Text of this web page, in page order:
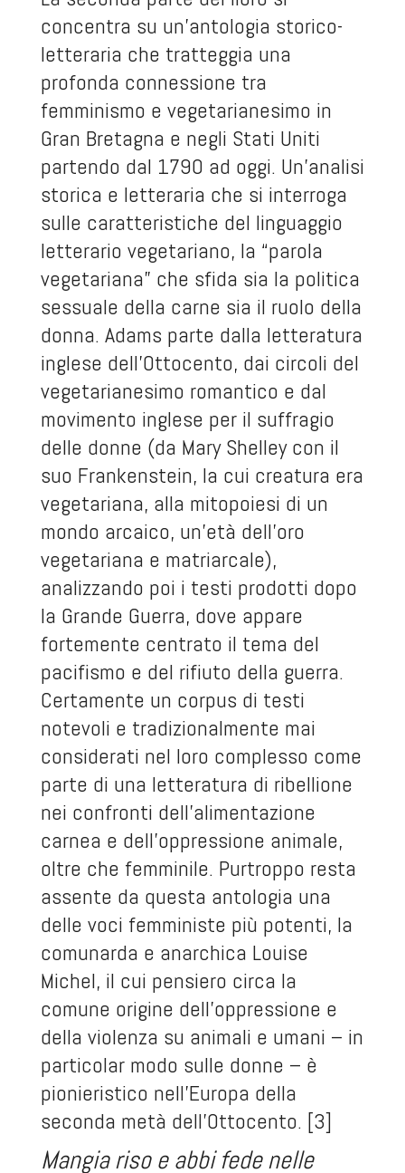
concentra su un’antologia storico-
letteraria che tratteggia una
profonda connessione tra
femminismo e vegetarianesimo in
Gran Bretagna e negli Stati Uniti
partendo dal 1790 ad oggi. Un’analisi
storica e letteraria che si interroga
sulle caratteristiche del linguaggio
letterario vegetariano, la “parola
vegetariana” che sfida sia la politica
sessuale della carne sia il ruolo della
donna. Adams parte dalla letteratura
inglese dell’Ottocento, dai circoli del
vegetarianesimo romantico e dal
movimento inglese per il suffragio
delle donne (da Mary Shelley con il
suo Frankenstein, la cui creatura era
vegetariana, alla mitopoiesi di un
mondo arcaico, un’età dell’oro
vegetariana e matriarcale),
analizzando poi i testi prodotti dopo
la Grande Guerra, dove appare
fortemente centrato il tema del
pacifismo e del rifiuto della guerra.
Certamente un corpus di testi
notevoli e tradizionalmente mai
considerati nel loro complesso come
parte di una letteratura di ribellione
nei confronti dell’alimentazione
carnea e dell’oppressione animale,
oltre che femminile. Purtroppo resta
assente da questa antologia una
delle voci femministe più potenti, la
comunarda e anarchica Louise
Michel, il cui pensiero circa la
comune origine dell’oppressione e
della violenza su animali e umani – in
particolar modo sulle donne – è
pionieristico nell’Europa della
seconda metà dell’Ottocento. [3]
Mangia riso e abbi fede nelle